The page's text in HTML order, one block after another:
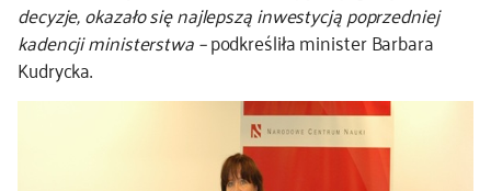
decyzje, okazało się najlepszą inwestycją poprzedniej
kadencji ministerstwa –podkreśliła minister Barbara
Kudrycka.